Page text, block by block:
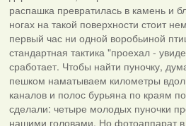
распашка превратилась в камень и
ногах на такой поверхности стоит
первый час ни одной воробьиной
стандартная тактика "проехал -
сработает. Чтобы найти пуночку,
пешком наматываем километры
каналов и полос бурьяна по краям
сделали: четыре молодых пуночки
нашими головами. Но фотоаппарат в